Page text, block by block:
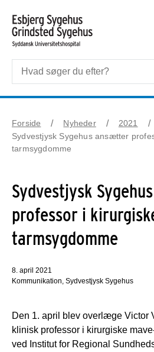
Forside Nyheder
2021
Sydvestjysk Sygehus ansætter
tarmsygdomme
Sydvestjysk
professor i
tarmsygdomme
8. april 2021
Kommunikation, Sydvestjysk Sygehus
Den 1. april blev overlæge Victor
klinisk professor i kirurgiske
ved Institut for Regional